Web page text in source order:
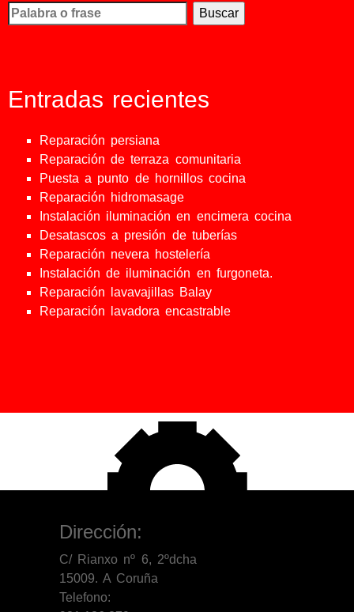
Busco...
Entradas recientes
Reparación persiana
Reparación de terraza comunitaria
Puesta a punto de hornillos cocina
Reparación hidromasage
Instalación iluminación en encimera cocina
Desatascos a presión de tuberías
Reparación nevera hostelería
Instalación de iluminación en furgoneta.
Reparación lavavajillas Balay
Reparación lavadora encastrable
Dirección:
C/ Rianxo nº 6, 2ºdcha
15009. A Coruña
Telefono: